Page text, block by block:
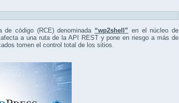
código (RCE) denominada “wp2shell” en el núcleo de
a una ruta de la API REST y pone en riesgo a más de
tomen el control total de los sitios.